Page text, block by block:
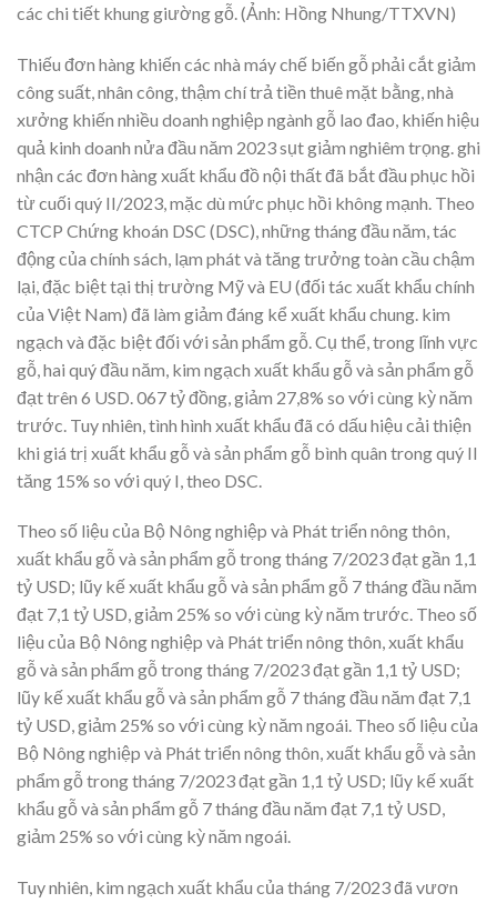
các chi tiết khung giường gỗ. (Ảnh: Hồng Nhung/TTXVN)
Thiếu đơn hàng khiến các nhà máy chế biến gỗ phải cắt giảm
công suất, nhân công, thậm chí trả tiền thuê mặt bằng, nhà
xưởng khiến nhiều doanh nghiệp ngành gỗ lao đao, khiến hiệu
quả kinh doanh nửa đầu năm 2023 sụt giảm nghiêm trọng. ghi
nhận các đơn hàng xuất khẩu đồ nội thất đã bắt đầu phục hồi
từ cuối quý II/2023, mặc dù mức phục hồi không mạnh. Theo
CTCP Chứng khoán DSC (DSC), những tháng đầu năm, tác
động của chính sách, lạm phát và tăng trưởng toàn cầu chậm
lại, đặc biệt tại thị trường Mỹ và EU (đối tác xuất khẩu chính
của Việt Nam) đã làm giảm đáng kể xuất khẩu chung. kim
ngạch và đặc biệt đối với sản phẩm gỗ. Cụ thể, trong lĩnh vực
gỗ, hai quý đầu năm, kim ngạch xuất khẩu gỗ và sản phẩm gỗ
đạt trên 6 USD. 067 tỷ đồng, giảm 27,8% so với cùng kỳ năm
trước. Tuy nhiên, tình hình xuất khẩu đã có dấu hiệu cải thiện
khi giá trị xuất khẩu gỗ và sản phẩm gỗ bình quân trong quý II
tăng 15% so với quý I, theo DSC.
Theo số liệu của Bộ Nông nghiệp và Phát triển nông thôn,
xuất khẩu gỗ và sản phẩm gỗ trong tháng 7/2023 đạt gần 1,1
tỷ USD; lũy kế xuất khẩu gỗ và sản phẩm gỗ 7 tháng đầu năm
đạt 7,1 tỷ USD, giảm 25% so với cùng kỳ năm trước. Theo số
liệu của Bộ Nông nghiệp và Phát triển nông thôn, xuất khẩu
gỗ và sản phẩm gỗ trong tháng 7/2023 đạt gần 1,1 tỷ USD;
lũy kế xuất khẩu gỗ và sản phẩm gỗ 7 tháng đầu năm đạt 7,1
tỷ USD, giảm 25% so với cùng kỳ năm ngoái. Theo số liệu của
Bộ Nông nghiệp và Phát triển nông thôn, xuất khẩu gỗ và sản
phẩm gỗ trong tháng 7/2023 đạt gần 1,1 tỷ USD; lũy kế xuất
khẩu gỗ và sản phẩm gỗ 7 tháng đầu năm đạt 7,1 tỷ USD,
giảm 25% so với cùng kỳ năm ngoái.
Tuy nhiên, kim ngạch xuất khẩu của tháng 7/2023 đã vươn